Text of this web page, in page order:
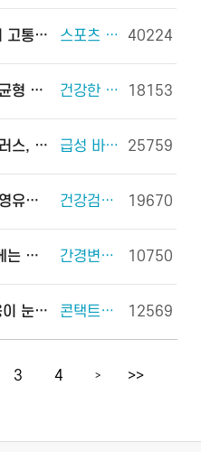
족저근막염: 아침 첫발의 고통, 원인과 대처법 스포츠 손상과 안전(족관절(발목 관절) 손상) 외 2건 40224
봄을 여는 건강식단, 더 균형 있게! 건강한 체중조절을 위한 식사 외 6건 18153
2월에 주의해야 할 바이러스, 이렇게 예방하세요! 급성 바이러스 위장관염 외 2건 25759
우리 아이 성장 로드맵, 영유아 건강검진으로 완성하세요! 건강검진(국가건강검진) 외 2건 19670
올해도 수고한 간, 연말에는 쉬게 해 주세요! 간경변증 외 3건 10750
콘택트렌즈, 올바른 사용이 눈 건강을 지킵니다! 콘택트렌즈 외 2건 12569
3 4 > >>